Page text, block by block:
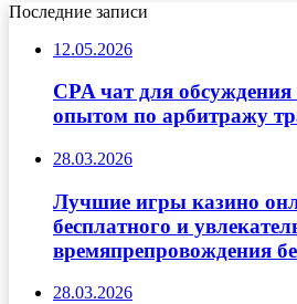
Последние записи
12.05.2026
CPA чат для
опытом по арбитражу
28.03.2026
Лучшие игры казино
бесплатного и
времяпрепровождения
28.03.2026